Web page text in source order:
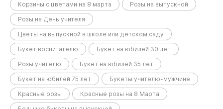
Корзины с цветами на 8 марта
Розы на выпускной
Розы на День учителя
Цветы на выпускной в школе или детском саду
Букет воспитателю
Букет на юбилей 30 лет
Розы учителю
Букет на юбилей 35 лет
Букет на юбилей 75 лет
Букеты учителю-мужчине
Красные розы
Красные розы на 8 Марта